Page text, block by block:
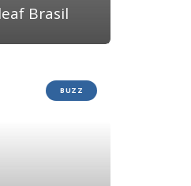
Brasil
BUZZ